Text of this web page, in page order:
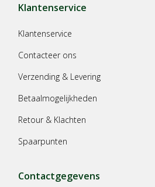
Klantenservice
Klantenservice
Contacteer ons
Verzending & Levering
Betaalmogelijkheden
Retour & Klachten
Spaarpunten
Contactgegevens